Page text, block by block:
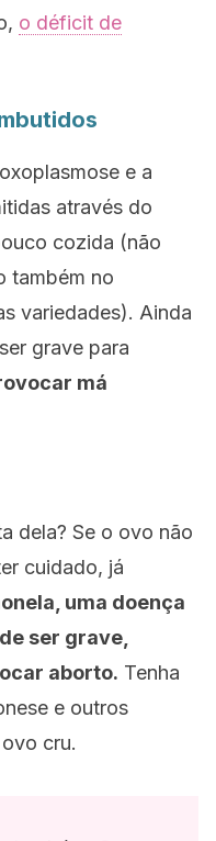
o déficit de
e a
através do
cozida (não
também no
variedades). Ainda
grave para
má
dela? Se o ovo não
cuidado, já
uma doença
ser grave,
aborto. Tenha
e outros
cru.